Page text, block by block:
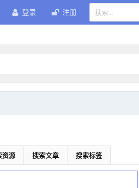
登录 注册
资源 搜索文章 搜索标签